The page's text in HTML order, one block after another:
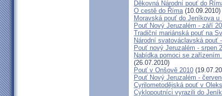
Děkovná Národní pouť do
O cestě do Říma(10.09.2010)
Moravská pouť do Jeníkova u
Pouť Nový Jeruzalém - září
Tradiční mariánská pouť na
Národní svatováclavská pouť
Pouť nový Jeruzalém - srpen
Nabídka pomoci se
(26.07.2010)
Pouť v Onšově 2010
Pouť Nový Jeruzalém -
Cyrilometodějská pouť v
Cyklopoutníci vyrazili do